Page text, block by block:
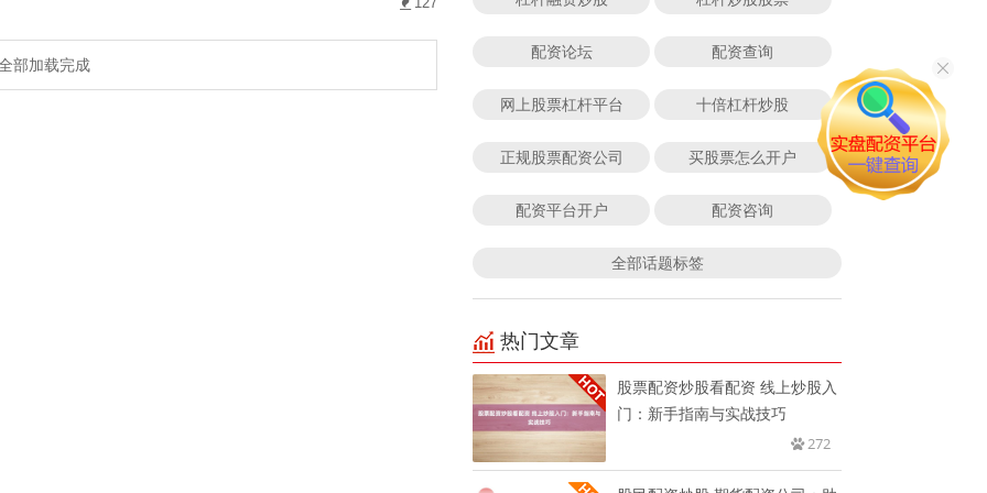
部加载完成
配资论坛 配资查询
网上股票杠杆平台 十倍杠杆炒股
正规股票配资公司 买股票怎么开户
配资平台开户 配资咨询
全部话题标签
热门文章
股票配资炒股看配资 线上炒股入
门：新手指南与实战技巧
272